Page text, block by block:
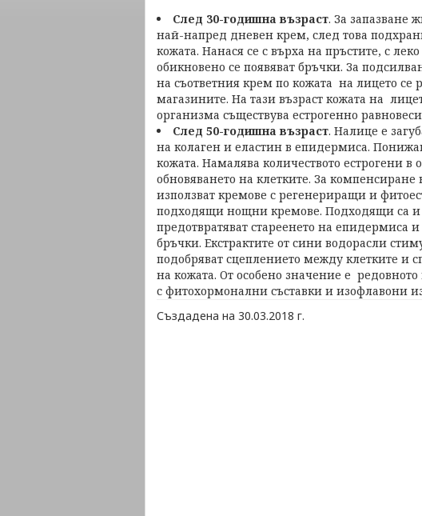
След 30-годишна възраст. За запазване
най-напред дневен крем, след това
кожата. Нанася се с върха на пръстите, с
обикновено се появяват бръчки. За
на съответния крем по кожата на лицето се
магазините. На тази възраст кожата на
организма съществува естрогенно
След 50-годишна възраст. Налице е
на колаген и еластин в епидермиса.
кожата. Намалява количеството естрогени в
обновяването на клетките. За компенсиране
използват кремове с регенериращи и
подходящи нощни кремове. Подходящи са и
предотвратяват стареенето на епидермиса
бръчки. Екстрактите от сини водорасли
подобряват сцеплението между клетките и
на кожата. От особено значение е
с фитохормонални съставки и изофлавони
Създадена на 30.03.2018 г.